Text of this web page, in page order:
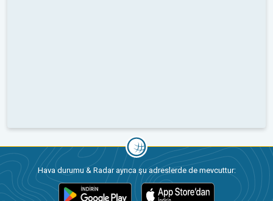
Hava durumu & Radar ayrıca şu adreslerde de mevcuttur: